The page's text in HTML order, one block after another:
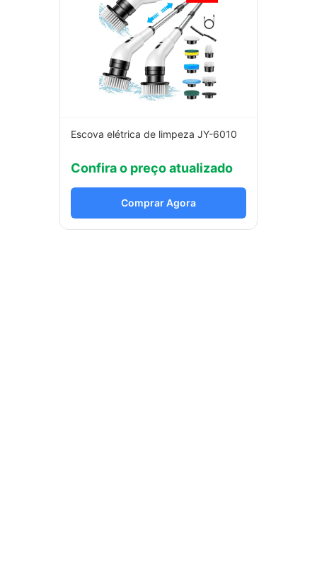
Escova elétrica de limpeza JY-6010
Confira o preço atualizado
Comprar Agora